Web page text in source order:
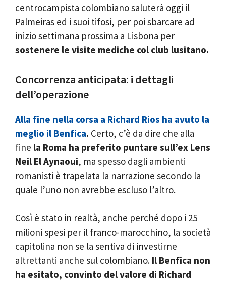
centrocampista colombiano saluterà oggi il
Palmeiras ed i suoi tifosi, per poi sbarcare ad
inizio settimana prossima a Lisbona per
sostenere le visite mediche col club lusitano.
Concorrenza anticipata: i dettagli
dell’operazione
Alla fine nella corsa a Richard Rios ha avuto la
meglio il Benfica. Certo, c’è da dire che alla
fine la Roma ha preferito puntare sull’ex Lens
Neil El Aynaoui, ma spesso dagli ambienti
romanisti è trapelata la narrazione secondo la
quale l’uno non avrebbe escluso l’altro.
Così è stato in realtà, anche perché dopo i 25
milioni spesi per il franco-marocchino, la società
capitolina non se la sentiva di investirne
altrettanti anche sul colombiano. Il Benfica non
ha esitato, convinto del valore di Richard